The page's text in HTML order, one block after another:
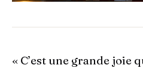
« C’est une grande joie